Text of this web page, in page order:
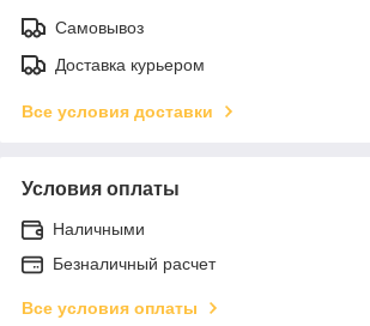
Самовывоз
Доставка курьером
Все условия доставки
Условия оплаты
Наличными
Безналичный расчет
Все условия оплаты